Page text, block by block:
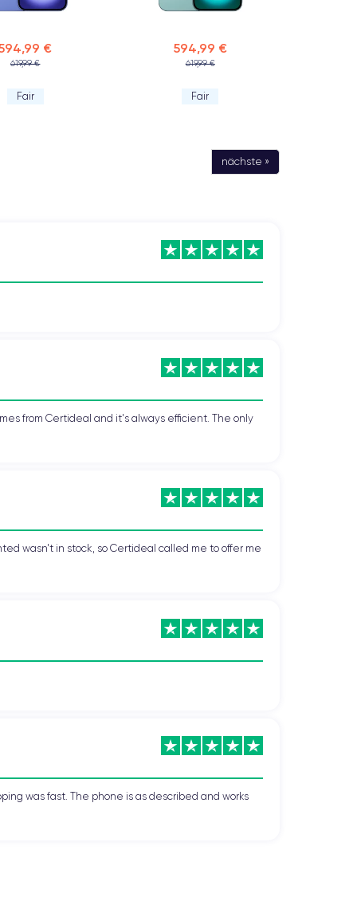
€
619,99 €
Fair
594,99 €
619,99 €
Fair
nächste »
from Certideal and it's always efficient. The only
wasn't in stock, so Certideal called me to offer me
was fast. The phone is as described and works